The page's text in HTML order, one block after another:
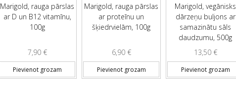
Marigold, rauga pārslas
ar D un B12 vitamīnu,
100g
7,90 €
Pievienot grozam
Marigold, rauga pārslas
ar proteīnu un
šķiedrvielām, 100g
6,90 €
Pievienot grozam
Marigold, vegānisks
dārzeņu buljons ar
samazinātu sāls
daudzumu, 500g
13,50 €
Pievienot grozam